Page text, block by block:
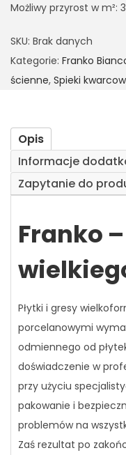
Możliwy przyrost w m²:
SKU: Brak danych
Kategorie: Franko
ścienne, Spieki
Opis
Informacje
Zapytanie do
Franko
Płytki i gresy
porcelanowymi
odmiennego od
doświadczenie w
przy użyciu
pakowanie i
problemów na
Zaś rezultat po